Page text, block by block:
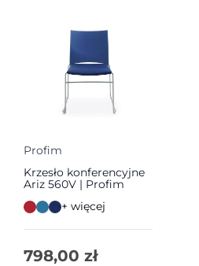
Profim
Krzesło konferencyjne
Ariz 560V | Profim
+ więcej
798,00 zł